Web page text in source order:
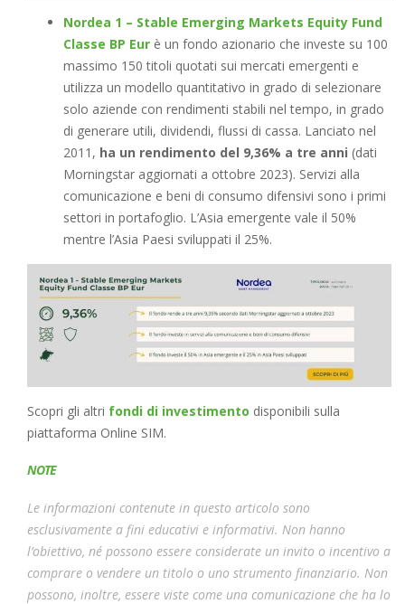
Nordea 1 – Stable Emerging Markets Equity Fund
Classe BP Eur è un fondo azionario che investe su 100
massimo 150 titoli quotati sui mercati emergenti e
utilizza un modello quantitativo in grado di selezionare
solo aziende con rendimenti stabili nel tempo, in grado
di generare utili, dividendi, flussi di cassa. Lanciato nel
2011, ha un rendimento del 9,36% a tre anni (dati
Morningstar aggiornati a ottobre 2023). Servizi alla
comunicazione e beni di consumo difensivi sono i primi
settori in portafoglio. L’Asia emergente vale il 50%
mentre l’Asia Paesi sviluppati il 25%.
Scopri gli altri fondi di investimento disponibili sulla
piattaforma Online SIM.
NOTE
Le informazioni contenute in questo articolo sono
esclusivamente a fini educativi e informativi. Non hanno
l’obiettivo, né possono essere considerate un invito o incentivo a
comprare o vendere un titolo o uno strumento finanziario. Non
possono, inoltre, essere viste come una comunicazione che ha lo